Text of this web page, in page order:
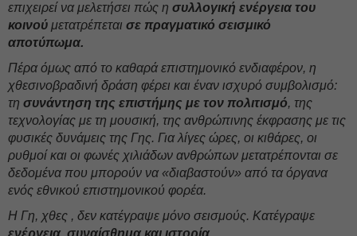
επιχειρεί να μελετήσει πώς η συλλογική ενέργεια του
κοινού μετατρέπεται σε πραγματικό σεισμικό
αποτύπωμα.
Πέρα όμως από το καθαρά επιστημονικό ενδιαφέρον, η
χθεσινοβραδινή δράση φέρει και έναν ισχυρό συμβολισμό:
τη συνάντηση της επιστήμης με τον πολιτισμό, της
τεχνολογίας με τη μουσική, της ανθρώπινης έκφρασης με τις
φυσικές δυνάμεις της Γης. Για λίγες ώρες, οι κιθάρες, οι
ρυθμοί και οι φωνές χιλιάδων ανθρώπων μετατρέπονται σε
δεδομένα που μπορούν να «διαβαστούν» από τα όργανα
ενός εθνικού επιστημονικού φορέα.
Η Γη, χθες , δεν κατέγραψε μόνο σεισμούς. Κατέγραψε
ενέργεια, συναίσθημα και ιστορία.